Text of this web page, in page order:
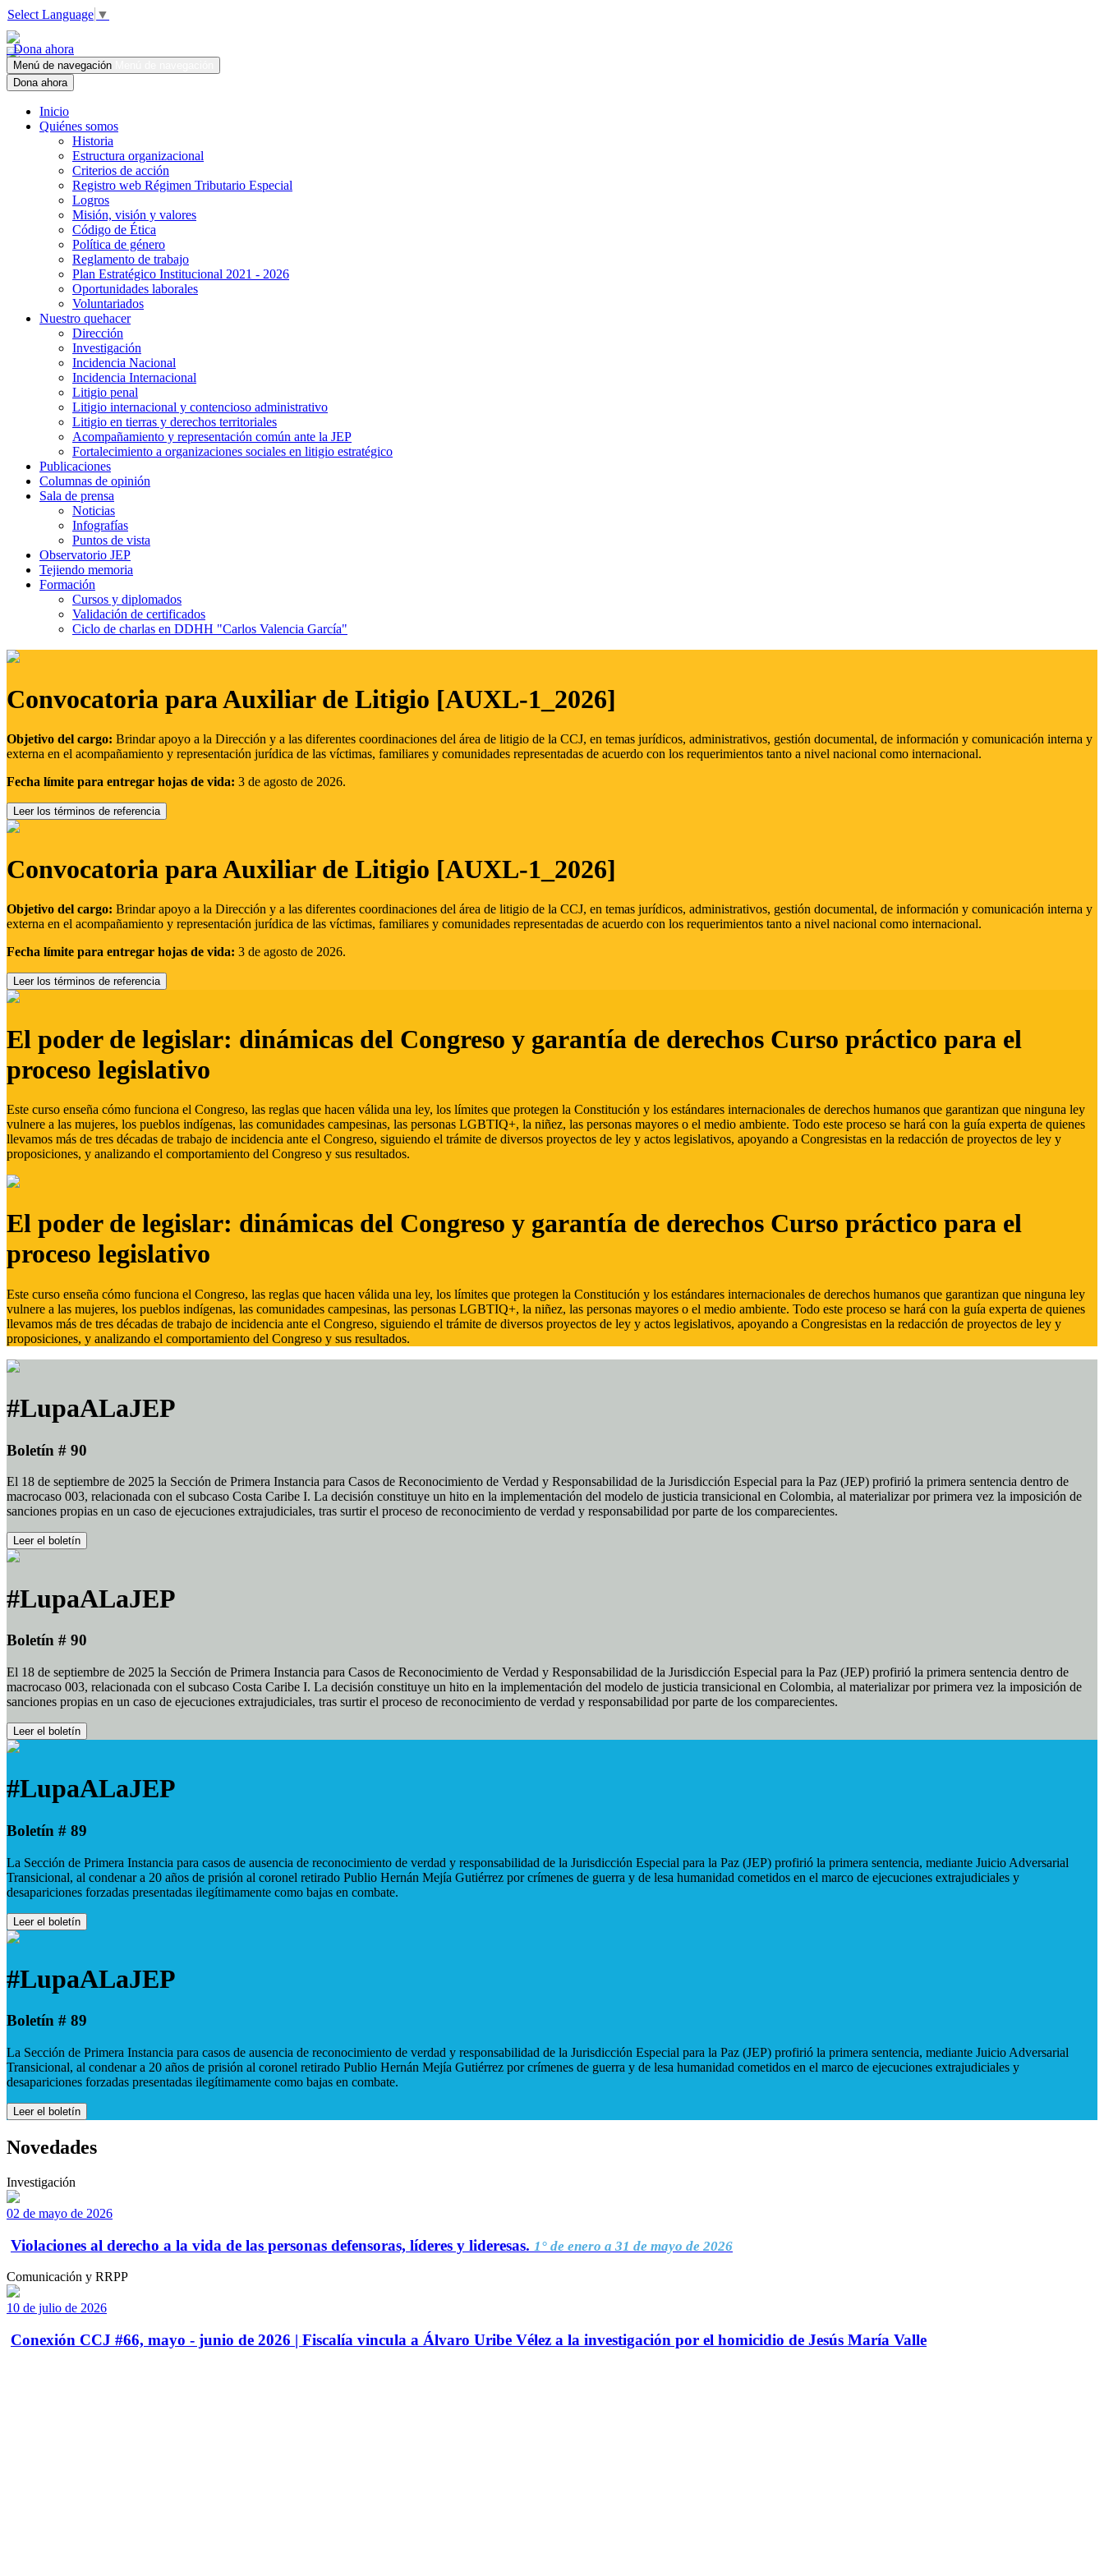
Select Language ▼
Dona ahora
Menú de navegación
Dona ahora
Inicio
Quiénes somos
Historia
Estructura organizacional
Criterios de acción
Registro web Régimen Tributario Especial
Logros
Misión, visión y valores
Código de Ética
Política de género
Reglamento de trabajo
Plan Estratégico Institucional 2021 - 2026
Oportunidades laborales
Voluntariados
Nuestro quehacer
Dirección
Investigación
Incidencia Nacional
Incidencia Internacional
Litigio penal
Litigio internacional y contencioso administrativo
Litigio en tierras y derechos territoriales
Acompañamiento y representación común ante la JEP
Fortalecimiento a organizaciones sociales en litigio estratégico
Publicaciones
Columnas de opinión
Sala de prensa
Noticias
Infografías
Puntos de vista
Observatorio JEP
Tejiendo memoria
Formación
Cursos y diplomados
Validación de certificados
Ciclo de charlas en DDHH "Carlos Valencia García"
Convocatoria para Auxiliar de Litigio [AUXL-1_2026]
Objetivo del cargo: Brindar apoyo a la Dirección y a las diferentes coordinaciones del área de litigio de la CCJ, en temas jurídicos, administrativos, gestión documental, de información y comunicación interna y
externa en el acompañamiento y representación jurídica de las víctimas, familiares y comunidades representadas de acuerdo con los requerimientos tanto a nivel nacional como internacional.
Fecha límite para entregar hojas de vida: 3 de agosto de 2026.
Leer los términos de referencia
Convocatoria para Auxiliar de Litigio [AUXL-1_2026]
Objetivo del cargo: Brindar apoyo a la Dirección y a las diferentes coordinaciones del área de litigio de la CCJ, en temas jurídicos, administrativos, gestión documental, de información y comunicación interna y
externa en el acompañamiento y representación jurídica de las víctimas, familiares y comunidades representadas de acuerdo con los requerimientos tanto a nivel nacional como internacional.
Fecha límite para entregar hojas de vida: 3 de agosto de 2026.
Leer los términos de referencia
El poder de legislar: dinámicas del Congreso y garantía de derechos Curso práctico para el
proceso legislativo
Este curso enseña cómo funciona el Congreso, las reglas que hacen válida una ley, los límites que protegen la Constitución y los estándares internacionales de derechos humanos que garantizan que ninguna ley
vulnere a las mujeres, los pueblos indígenas, las comunidades campesinas, las personas LGBTIQ+, la niñez, las personas mayores o el medio ambiente. Todo este proceso se hará con la guía experta de quienes
llevamos más de tres décadas de trabajo de incidencia ante el Congreso, siguiendo el trámite de diversos proyectos de ley y actos legislativos, apoyando a Congresistas en la redacción de proyectos de ley y
proposiciones, y analizando el comportamiento del Congreso y sus resultados.
El poder de legislar: dinámicas del Congreso y garantía de derechos Curso práctico para el
proceso legislativo
Este curso enseña cómo funciona el Congreso, las reglas que hacen válida una ley, los límites que protegen la Constitución y los estándares internacionales de derechos humanos que garantizan que ninguna ley
vulnere a las mujeres, los pueblos indígenas, las comunidades campesinas, las personas LGBTIQ+, la niñez, las personas mayores o el medio ambiente. Todo este proceso se hará con la guía experta de quienes
llevamos más de tres décadas de trabajo de incidencia ante el Congreso, siguiendo el trámite de diversos proyectos de ley y actos legislativos, apoyando a Congresistas en la redacción de proyectos de ley y
proposiciones, y analizando el comportamiento del Congreso y sus resultados.
#LupaALaJEP
Boletín # 90
El 18 de septiembre de 2025 la Sección de Primera Instancia para Casos de Reconocimiento de Verdad y Responsabilidad de la Jurisdicción Especial para la Paz (JEP) profirió la primera sentencia dentro de
macrocaso 003, relacionada con el subcaso Costa Caribe I. La decisión constituye un hito en la implementación del modelo de justicia transicional en Colombia, al materializar por primera vez la imposición de
sanciones propias en un caso de ejecuciones extrajudiciales, tras surtir el proceso de reconocimiento de verdad y responsabilidad por parte de los comparecientes.
Leer el boletín
#LupaALaJEP
Boletín # 90
El 18 de septiembre de 2025 la Sección de Primera Instancia para Casos de Reconocimiento de Verdad y Responsabilidad de la Jurisdicción Especial para la Paz (JEP) profirió la primera sentencia dentro de
macrocaso 003, relacionada con el subcaso Costa Caribe I. La decisión constituye un hito en la implementación del modelo de justicia transicional en Colombia, al materializar por primera vez la imposición de
sanciones propias en un caso de ejecuciones extrajudiciales, tras surtir el proceso de reconocimiento de verdad y responsabilidad por parte de los comparecientes.
Leer el boletín
#LupaALaJEP
Boletín # 89
La Sección de Primera Instancia para casos de ausencia de reconocimiento de verdad y responsabilidad de la Jurisdicción Especial para la Paz (JEP) profirió la primera sentencia, mediante Juicio Adversarial
Transicional, al condenar a 20 años de prisión al coronel retirado Publio Hernán Mejía Gutiérrez por crímenes de guerra y de lesa humanidad cometidos en el marco de ejecuciones extrajudiciales y
desapariciones forzadas presentadas ilegítimamente como bajas en combate.
Leer el boletín
#LupaALaJEP
Boletín # 89
La Sección de Primera Instancia para casos de ausencia de reconocimiento de verdad y responsabilidad de la Jurisdicción Especial para la Paz (JEP) profirió la primera sentencia, mediante Juicio Adversarial
Transicional, al condenar a 20 años de prisión al coronel retirado Publio Hernán Mejía Gutiérrez por crímenes de guerra y de lesa humanidad cometidos en el marco de ejecuciones extrajudiciales y
desapariciones forzadas presentadas ilegítimamente como bajas en combate.
Leer el boletín
Novedades
Investigación
02 de mayo de 2026
Violaciones al derecho a la vida de las personas defensoras, líderes y lideresas. 1° de enero a 31 de mayo de 2026
Comunicación y RRPP
10 de julio de 2026
Conexión CCJ #66, mayo - junio de 2026 | Fiscalía vincula a Álvaro Uribe Vélez a la investigación por el homicidio de Jesús María Valle